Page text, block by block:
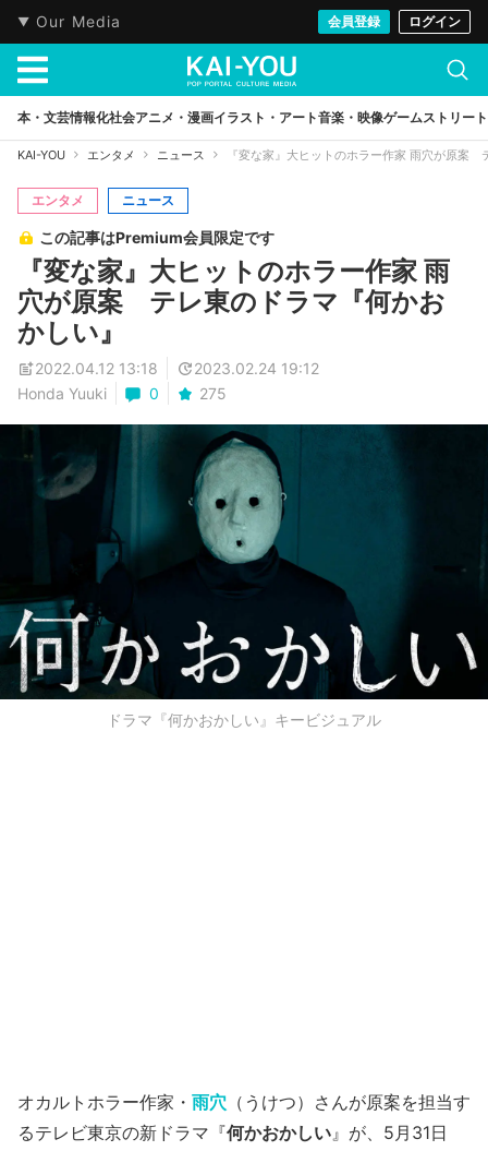
Our Media 会員登録 ログイン
本・文芸情報化社会アニメ・漫画イラスト・アート音楽・映像ゲームストリート
KAI-YOU エンタメ ニュース 『変な家』大ヒットのホラー作家 雨穴が原案
エンタメ ニュース
この記事はPremium会員限定です
『変な家』大ヒットのホラー作家 雨
穴が原案 テレ東のドラマ『何かお
かしい』
2022.04.12 13:18
2023.02.24 19:12
Honda Yuuki
0 275
ドラマ『何かおかしい』キービジュアル
オカルトホラー作家・ 雨穴 （うけつ）さんが原案を担当す
るテレビ東京の新ドラマ『何かおかしい』が、5月31日